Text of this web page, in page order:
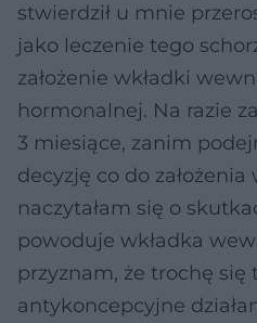
stwierdził u mnie
jako leczenie tego
założenie wkładki
hormonalnej. Na razie
3 miesiące, zanim
decyzję co do założenia
naczytałam się o
powoduje wkładka
przyznam, że trochę się
antykoncepcyjne